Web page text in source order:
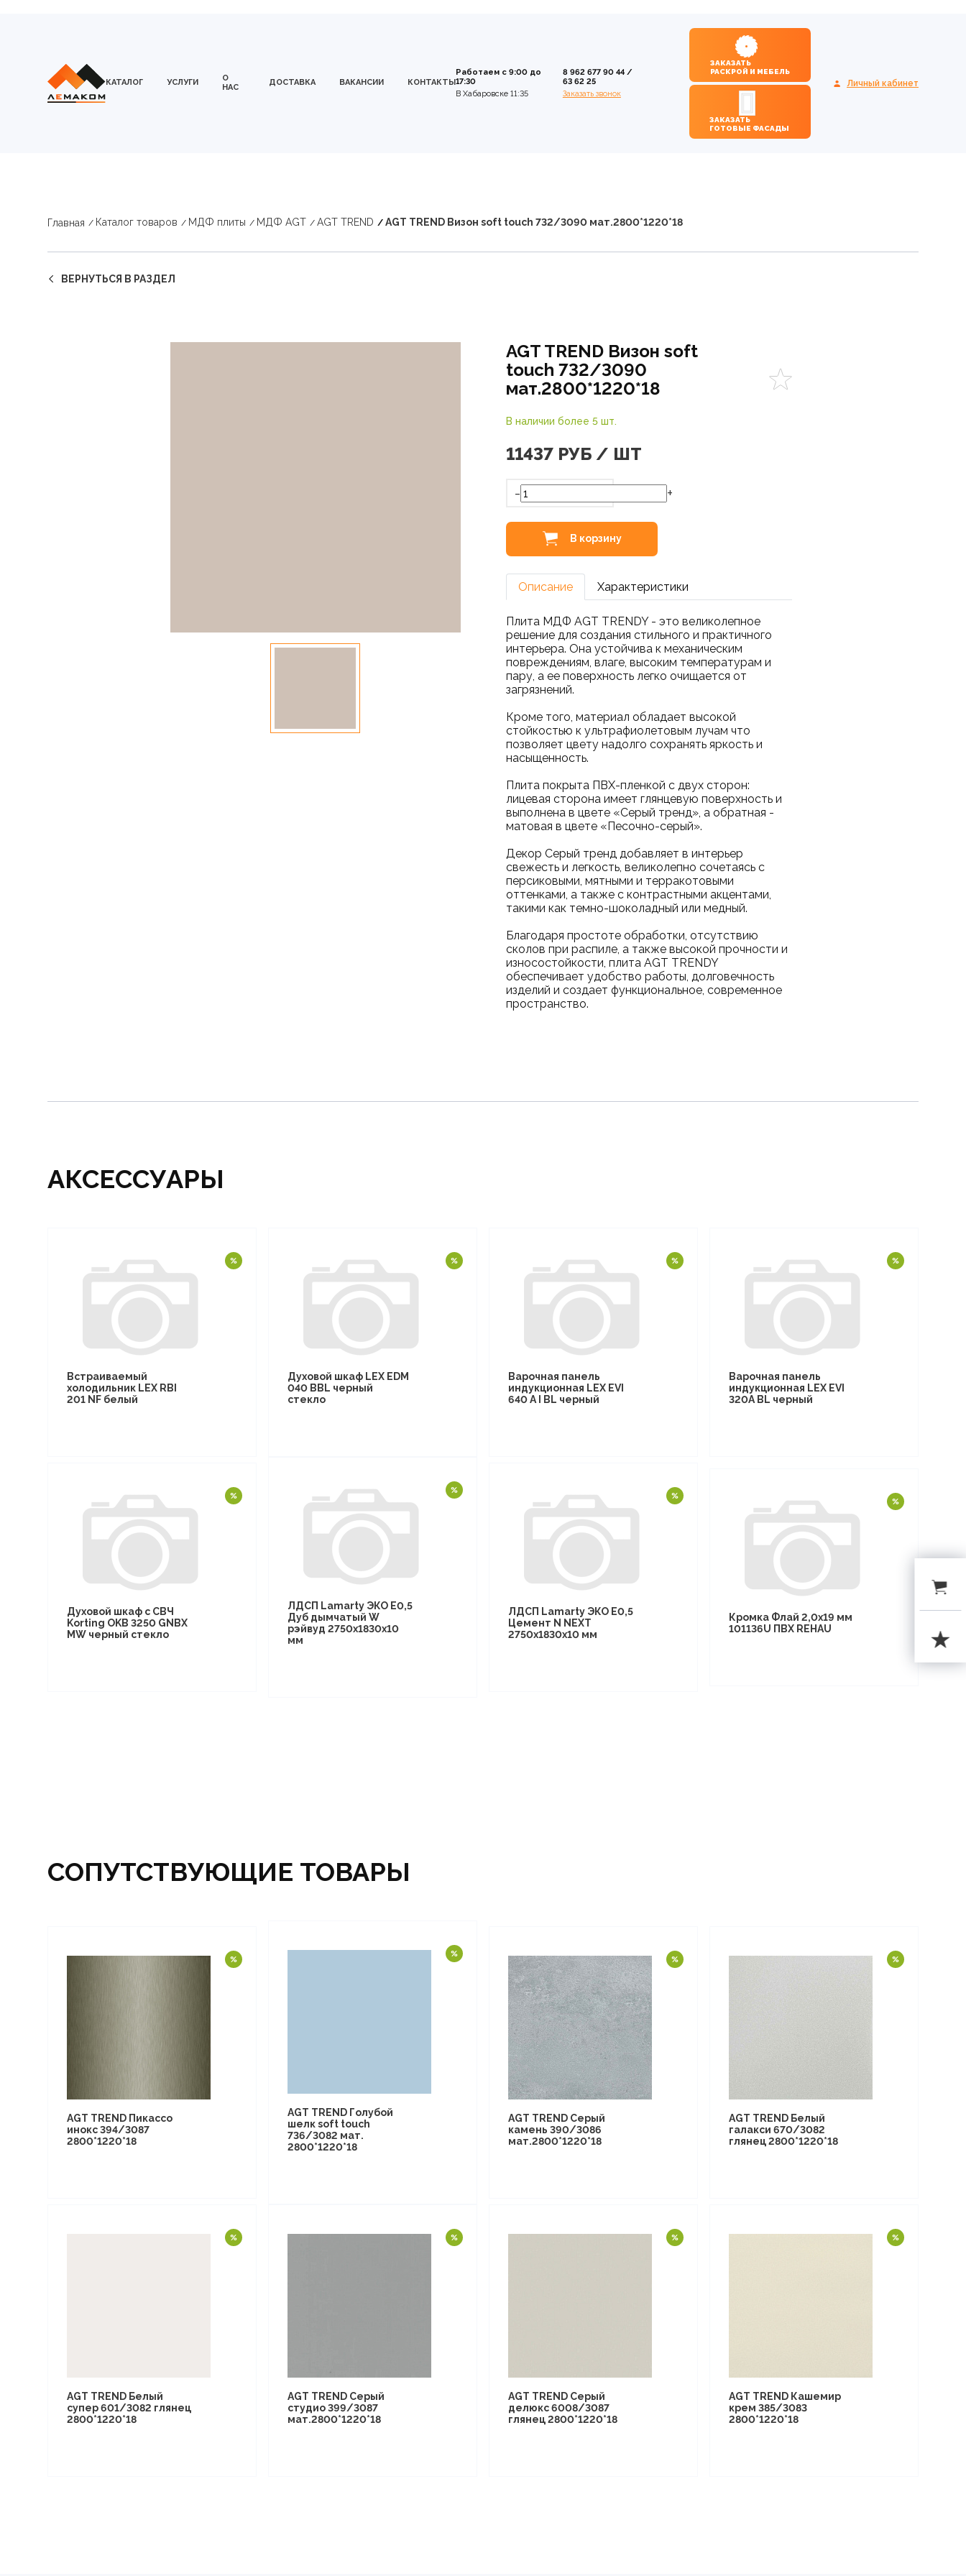
КАТАЛОГ УСЛУГИ
О
НАС
ДОСТАВКА ВАКАНСИИ КОНТАКТЫ
Работаем с 9:00 до
17:30
В Хабаровске 11:35
8 962 677 90 44/
63 62 25
Заказать звонок
ЗАКАЗАТЬ
РАСКРОЙ И МЕБЕЛЬ
ЗАКАЗАТЬ
ГОТОВЫЕ ФАСАДЫ
Личный кабинет
Главная Каталог товаров МДФ плиты МДФ AGT AGT TREND AGT TREND Визон soft touch 732/3090 мат.2800*1220*18
ВЕРНУТЬСЯ В РАЗДЕЛ
AGT TREND Визон soft
touch 732/3090
мат.2800*1220*18
В наличии более 5 шт.
11437 РУБ / ШТ
- +
В корзину
Описание Характеристики
Плита МДФ AGT TRENDY - это великолепное
решение для создания стильного и практичного
интерьера. Она устойчива к механическим
повреждениям, влаге, высоким температурам и
пару, а ее поверхность легко очищается от
загрязнений.
Кроме того, материал обладает высокой
стойкостью к ультрафиолетовым лучам что
позволяет цвету надолго сохранять яркость и
насыщенность.
Плита покрыта ПВХ-пленкой с двух сторон:
лицевая сторона имеет глянцевую поверхность и
выполнена в цвете «Серый тренд», а обратная -
матовая в цвете «Песочно-серый».
Декор Серый тренд добавляет в интерьер
свежесть и легкость, великолепно сочетаясь с
персиковыми, мятными и терракотовыми
оттенками, а также с контрастными акцентами,
такими как темно-шоколадный или медный.
Благодаря простоте обработки, отсутствию
сколов при распиле, а также высокой прочности и
износостойкости, плита AGT TRENDY
обеспечивает удобство работы, долговечность
изделий и создает функциональное, современное
пространство.
АКСЕССУАРЫ
Встраиваемый
холодильник LEX RBI
201 NF белый
Духовой шкаф LEX EDM
040 BBL черный
стекло
Варочная панель
индукционная LEX EVI
640 A I BL черный
Варочная панель
индукционная LEX EVI
320A BL черный
Духовой шкаф с СВЧ
Korting OKB 3250 GNBX
MW черный стекло
ЛДСП Lamarty ЭКО E0,5
Дуб дымчатый W
рэйвуд 2750х1830х10
мм
ЛДСП Lamarty ЭКО E0,5
Цемент N NEXT
2750х1830х10 мм
Кромка Флай 2,0х19 мм
101136U ПВХ REHAU
СОПУТСТВУЮЩИЕ ТОВАРЫ
AGT TREND Пикассо
инокс 394/3087
2800*1220*18
AGT TREND Голубой
шелк soft touch
736/3082 мат.
2800*1220*18
AGT TREND Серый
камень 390/3086
мат.2800*1220*18
AGT TREND Белый
галакси 670/3082
глянец 2800*1220*18
AGT TREND Белый
супер 601/3082 глянец
2800*1220*18
AGT TREND Серый
студио 399/3087
мат.2800*1220*18
AGT TREND Серый
делюкс 6008/3087
глянец 2800*1220*18
AGT TREND Кашемир
крем 385/3083
2800*1220*18